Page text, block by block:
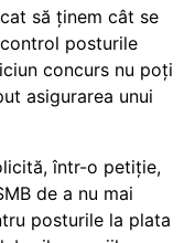
să ținem cât se
posturile
concurs nu poți
asigurarea unui
într-o petiție,
de a nu mai
posturile la plata